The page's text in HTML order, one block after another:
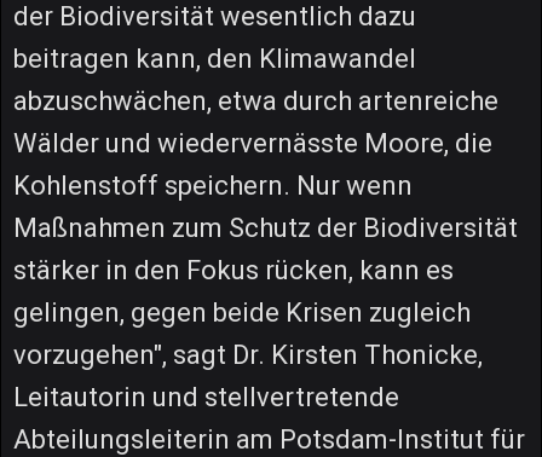
der Biodiversität wesentlich dazu
beitragen kann, den Klimawandel
abzuschwächen, etwa durch artenreiche
Wälder und wiedervernässte Moore, die
Kohlenstoff speichern. Nur wenn
Maßnahmen zum Schutz der Biodiversität
stärker in den Fokus rücken, kann es
gelingen, gegen beide Krisen zugleich
vorzugehen", sagt Dr. Kirsten Thonicke,
Leitautorin und stellvertretende
Abteilungsleiterin am Potsdam-Institut für